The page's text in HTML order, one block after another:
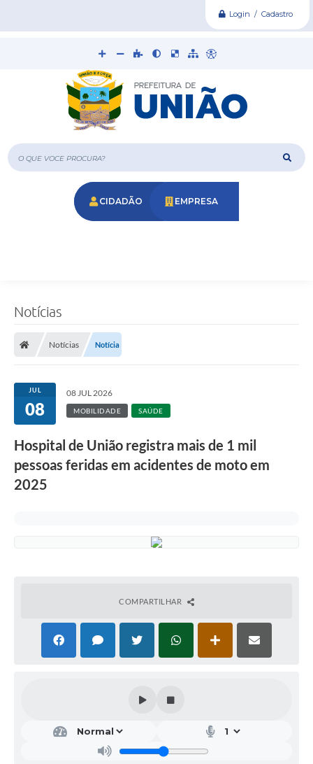
Login / Cadastro
O que voce procura?
CIDADÃO EMPRESA
Notícias
Notícias Notícia
JUL
08
08 JUL 2026
MOBILIDADE SAÚDE
Hospital de União registra mais de 1 mil
pessoas feridas em acidentes de moto em
2025
COMPARTILHAR